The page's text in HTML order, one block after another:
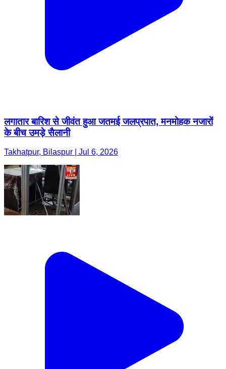
लगातार बारिश से जीवंत हुआ जतमई जलप्रपात, मनमोहक नजारों
के बीच उमड़े सैलानी
Takhatpur, Bilaspur | Jul 6, 2026